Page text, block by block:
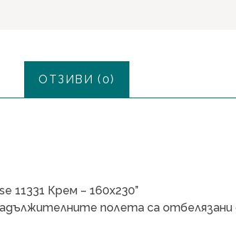
ОТЗИВИ (0)
11331 Крем – 160х230”
полета са